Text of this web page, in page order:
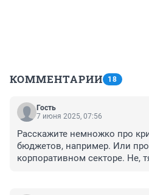
КОММЕНТАРИИ 18
Гость
7 июня 2025, 07:56
Расскажите немножко про
бюджетов, например. Или
корпоративном секторе. Не,